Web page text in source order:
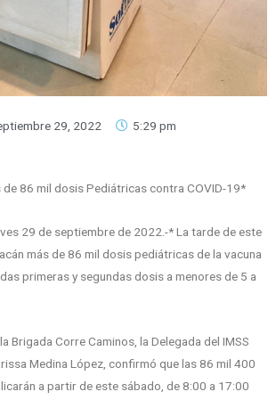
29, 2022
5:29 pm
de 86 mil dosis Pediátricas contra COVID-19*
29 de septiembre de 2022.-* La tarde de este
más de 86 mil dosis pediátricas de la vacuna
primeras y segundas dosis a menores de 5 a
Brigada Corre Caminos, la Delegada del IMSS
Medina López, confirmó que las 86 mil 400
a partir de este sábado, de 8:00 a 17:00